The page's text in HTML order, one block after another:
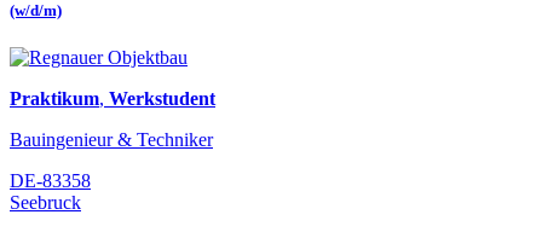
(w/d/m)
Praktikum, Werkstudent
Bauingenieur & Techniker
DE-83358
Seebruck